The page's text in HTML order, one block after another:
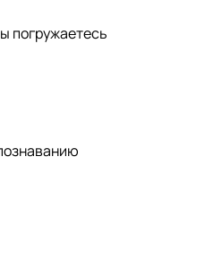
погружаетесь